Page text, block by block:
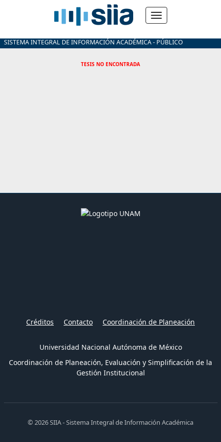
SISTEMA INTEGRAL DE INFORMACIÓN ACADÉMICA - PÚBLICO
TESIS NO ENCONTRADA
Créditos Contacto Coordinación de Planeación
Universidad Nacional Autónoma de México
Coordinación de Planeación, Evaluación y Simplificación de la
Gestión Institucional
© 2026 SIIA - Sistema Integral de Información Académica